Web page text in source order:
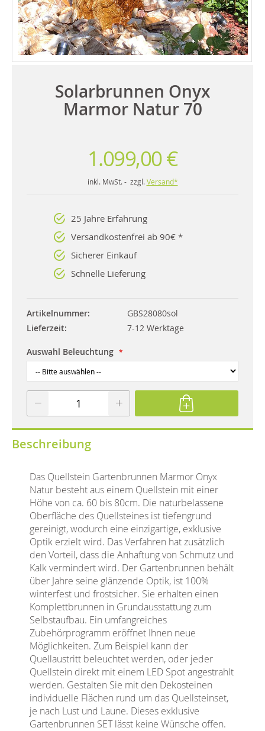
Solarbrunnen Onyx
Marmor Natur 70
1.099,00 €
inkl. MwSt. - zzgl. Versand*
25 Jahre Erfahrung
Versandkostenfrei ab 90€ *
Sicherer Einkauf
Schnelle Lieferung
Artikelnummer
GBS28080sol
Lieferzeit
7-12 Werktage
Auswahl Beleuchtung
Beschreibung
Das Quellstein Gartenbrunnen Marmor Onyx
Natur besteht aus einem Quellstein mit einer
Höhe von ca. 60 bis 80cm. Die naturbelassene
Oberfläche des Quellsteines ist tiefengrund
gereinigt, wodurch eine einzigartige, exklusive
Optik erzielt wird. Das Verfahren hat zusätzlich
den Vorteil, dass die Anhaftung von Schmutz und
Kalk vermindert wird. Der Gartenbrunnen behält
über Jahre seine glänzende Optik, ist 100%
winterfest und frostsicher. Sie erhalten einen
Komplettbrunnen in Grundausstattung zum
Selbstaufbau. Ein umfangreiches
Zubehörprogramm eröffnet Ihnen neue
Möglichkeiten. Zum Beispiel kann der
Quellaustritt beleuchtet werden, oder jeder
Quellstein direkt mit einem LED Spot angestrahlt
werden. Gestalten Sie mit den Dekosteinen
individuelle Flächen rund um das Quellsteinset,
je nach Lust und Laune. Dieses exklusive
Gartenbrunnen SET lässt keine Wünsche offen.